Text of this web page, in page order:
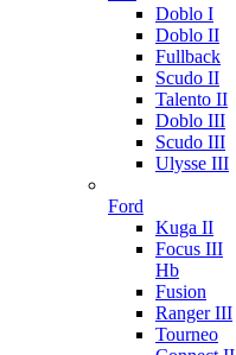
Doblo I
Doblo II
Fullback
Scudo II
Talento II
Doblo III
Scudo III
Ulysse III
Ford
Kuga II
Focus III
Hb
Fusion
Ranger III
Tourneo